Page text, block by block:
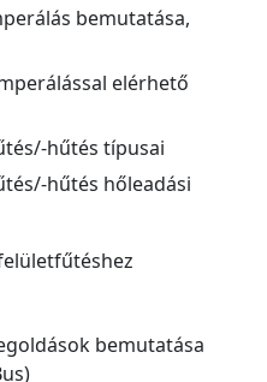
bemutatása,
elérhető
hűtés típusai
hűtés hőleadási
bemutatása